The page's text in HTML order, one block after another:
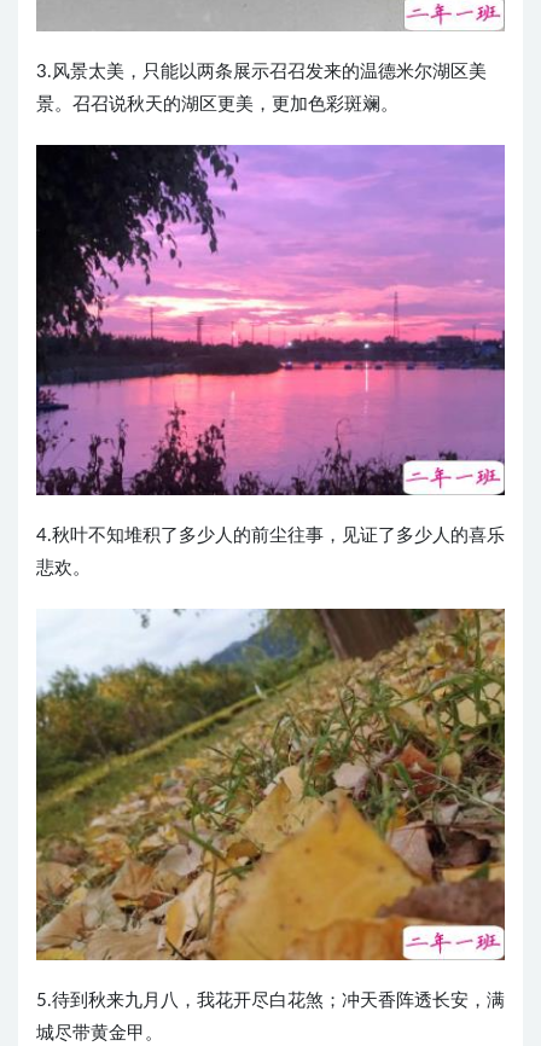
3.风景太美，只能以两条展示召召发来的温德米尔湖区美
景。召召说秋天的湖区更美，更加色彩斑斓。
4.秋叶不知堆积了多少人的前尘往事，见证了多少人的喜乐
悲欢。
5.待到秋来九月八，我花开尽白花煞；冲天香阵透长安，满
城尽带黄金甲。